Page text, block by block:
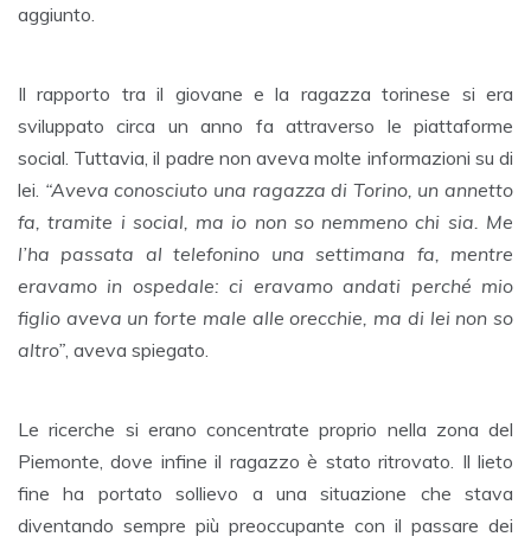
aggiunto.
Il rapporto tra il giovane e la ragazza torinese si era
sviluppato circa un anno fa attraverso le piattaforme
social. Tuttavia, il padre non aveva molte informazioni su di
lei. “Aveva conosciuto una ragazza di Torino, un annetto
fa, tramite i social, ma io non so nemmeno chi sia. Me
l’ha passata al telefonino una settimana fa, mentre
eravamo in ospedale: ci eravamo andati perché mio
figlio aveva un forte male alle orecchie, ma di lei non so
altro” , aveva spiegato.
Le ricerche si erano concentrate proprio nella zona del
Piemonte, dove infine il ragazzo è stato ritrovato. Il lieto
fine ha portato sollievo a una situazione che stava
diventando sempre più preoccupante con il passare dei